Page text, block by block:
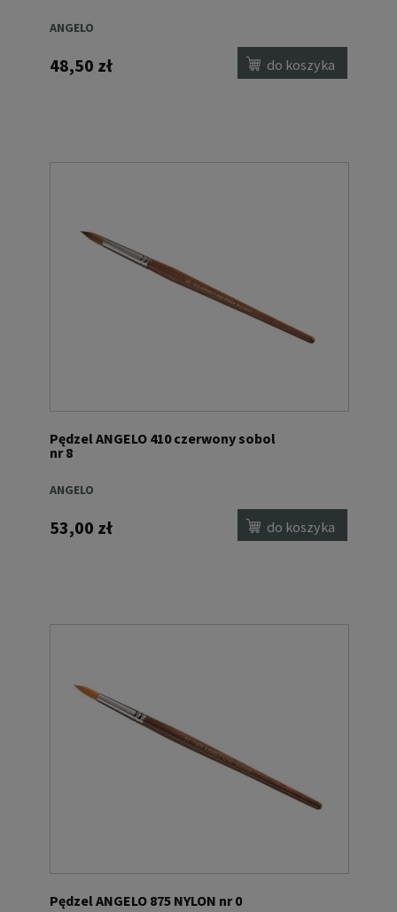
ANGELO
48,50 zł do koszyka
Pędzel ANGELO 410 czerwony sobol
nr 8
ANGELO
53,00 zł do koszyka
Pędzel ANGELO 875 NYLON nr 0